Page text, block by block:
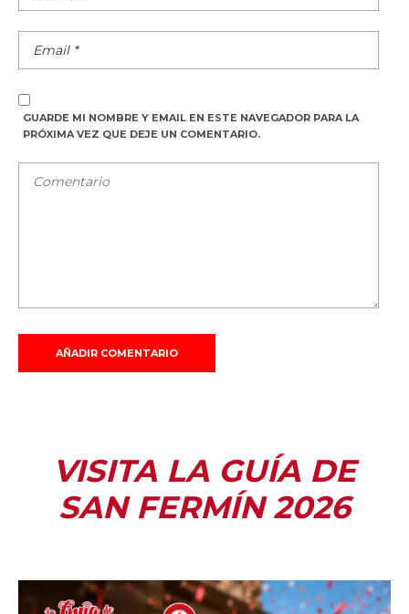
GUARDE MI NOMBRE Y EMAIL EN ESTE NAVEGADOR PARA LA
PRÓXIMA VEZ QUE DEJE UN COMENTARIO.
VISITA LA GUÍA DE
SAN FERMÍN 2026